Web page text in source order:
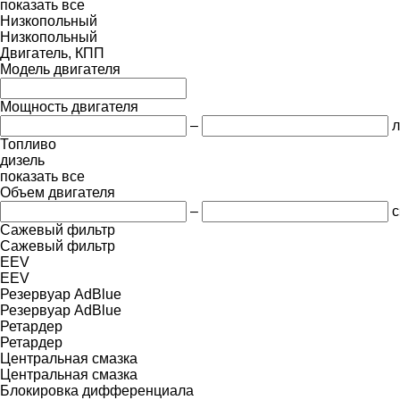
показать все
Низкопольный
Низкопольный
Двигатель, КПП
Модель двигателя
Мощность двигателя
–
Топливо
дизель
показать все
Объем двигателя
–
Сажевый фильтр
Сажевый фильтр
EEV
EEV
Резервуар AdBlue
Резервуар AdBlue
Ретардер
Ретардер
Центральная смазка
Центральная смазка
Блокировка дифференциала